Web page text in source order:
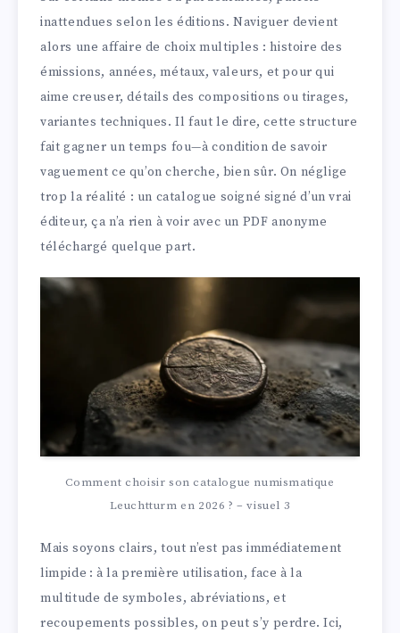
inattendues selon les éditions. Naviguer devient
alors une affaire de choix multiples : histoire des
émissions, années, métaux, valeurs, et pour qui
aime creuser, détails des compositions ou tirages,
variantes techniques. Il faut le dire, cette structure
fait gagner un temps fou—à condition de savoir
vaguement ce qu’on cherche, bien sûr. On néglige
trop la réalité : un catalogue soigné signé d’un vrai
éditeur, ça n’a rien à voir avec un PDF anonyme
téléchargé quelque part.
Comment choisir son catalogue numismatique
Leuchtturm en 2026 ? – visuel 3
Mais soyons clairs, tout n’est pas immédiatement
limpide : à la première utilisation, face à la
multitude de symboles, abréviations, et
recoupements possibles, on peut s’y perdre. Ici,